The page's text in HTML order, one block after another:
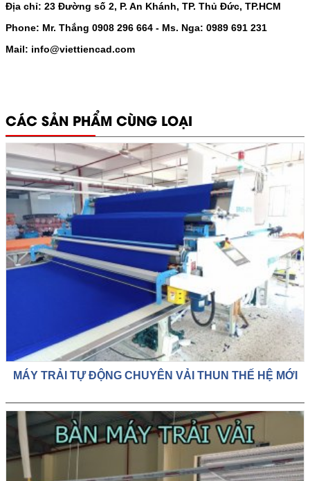
Địa chỉ: 23 Đường số 2, P. An Khánh, TP. Thủ Đức, TP.HCM
Phone: Mr. Thắng 0908 296 664 - Ms. Nga: 0989 691 231
Mail: info@viettiencad.com
CÁC SẢN PHẨM CÙNG LOẠI
MÁY TRẢI TỰ ĐỘNG CHUYÊN VẢI THUN THẾ HỆ MỚI